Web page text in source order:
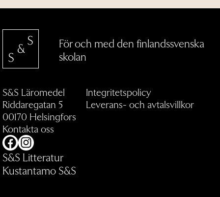
För och med den finlandssvenska
skolan
S&S Läromedel
Riddaregatan 5
00170 Helsingfors
Kontakta oss
Integritetspolicy
Leverans- och avtalsvillkor
Facebook
Instagram
S&S Litteratur
Kustantamo S&S